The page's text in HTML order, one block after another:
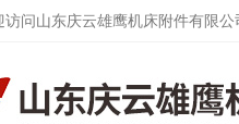
问山东庆云雄鹰机床附件有限公